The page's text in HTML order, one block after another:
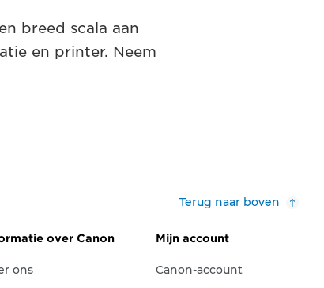
breed scala aan
en printer. Neem
Terug naar boven
over Canon
ons
Mijn account
Canon-account